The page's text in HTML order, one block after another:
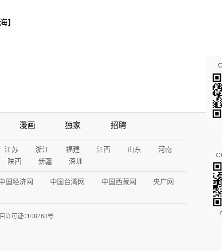
】
漫画 独家 招聘
江苏 浙江 福建 江西 山东
河南
陕西
新疆 深圳
国经济网 中国台湾网 中国西藏网 央广网
许可证0108263号